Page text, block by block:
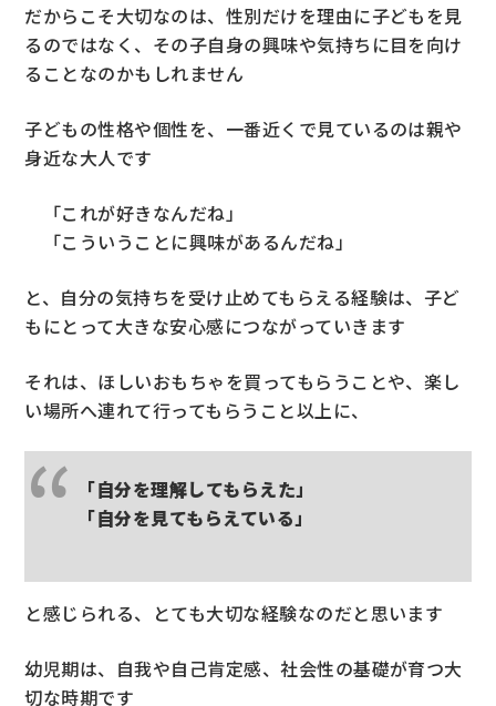
だからこそ大切なのは、性別だけを理由に子どもを見
るのではなく、その子自身の興味や気持ちに目を向け
ることなのかもしれません
子どもの性格や個性を、一番近くで見ているのは親や
身近な大人です
「これが好きなんだね」
「こういうことに興味があるんだね」
と、自分の気持ちを受け止めてもらえる経験は、子ど
もにとって大きな安心感につながっていきます
それは、ほしいおもちゃを買ってもらうことや、 楽し
い場所へ連れて行ってもらうこと以上に、
「自分を理解してもらえた」
「自分を見てもらえている」
と感じられる、とても大切な経験なのだと思います
幼児期は、自我や自己肯定感、社会性の基礎が育つ大
切な時期です